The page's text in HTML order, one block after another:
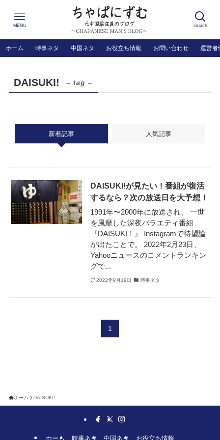
search
MENU
ホーム 時事ネタ 中国ネタ お役立ち情報 お問い合わせ 運営者
DAISUKI! – tag –
新着記事 人気記事
DAISUKI!が見たい！番組が復活
するなら？次の放送日を大予想！
1991年〜2000年に放送され、 一世
を風靡した深夜バラエティ番組
『DAISUKI！』 Instagramで待望論
が出たことで。 2022年2月23日、
Yahooニュースのコメントランキン
グで...
2022年9月19日 時事ネタ
1
ホーム DAISUKI!
ホーム 時事ネタ 中国ネタ お役立ち情報